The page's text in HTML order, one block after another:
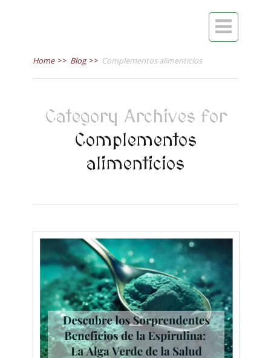

Home >> Blog >> Complementos alimenticios
Category Archives for
Complementos
alimenticios